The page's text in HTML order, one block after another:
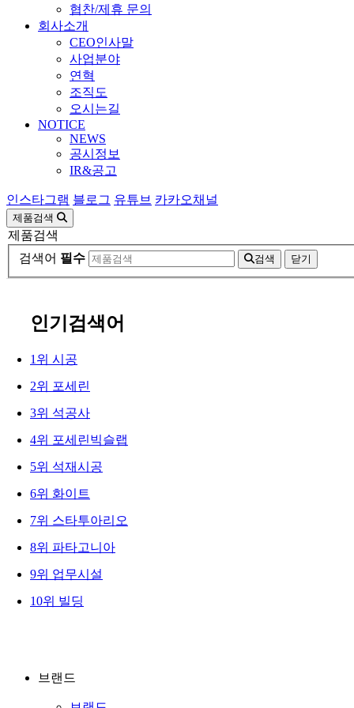
협찬/제휴 문의
회사소개
CEO인사말
사업분야
연혁
조직도
오시는길
NOTICE
NEWS
공시정보
IR&공고
인스타그램 블로그 유튜브 카카오채널
제품검색
제품검색
검색어 필수 검색 닫기
인기검색어
1 위 시공
2위 포세린
3위 석공사
4위 포세린빅슬랩
5위 석재시공
6위 화이트
7위 스타투아리오
8위 파타고니아
9위 업무시설
10위 빌딩
브랜드